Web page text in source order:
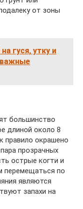
от зоны
гуся, утку и
важные
большинство
длиной около 8
правило окрашено
прозрачных
острые когти и
перемещаться по
являются
запахи на